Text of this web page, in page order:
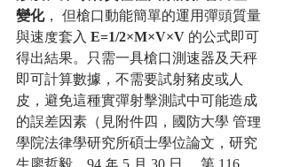
變化， 但槍口動能簡單的運用彈頭質量
與速度套入 E=1/2×M×V×V 的公式即可
得出結果。只需一具槍口測速器及天秤
即可計算數據，不需要試射豬皮或人
皮，避免這種實彈射擊測試中可能造成
的誤差因素（見附件四，國防大學 管理
學院法律學研究所碩士學位論文，研究